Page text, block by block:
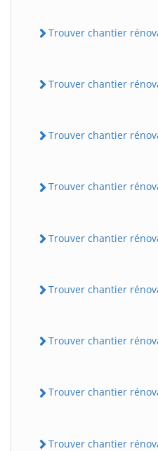
Trouver chantier
Trouver chantier
Trouver chantier
Trouver chantier
Trouver chantier
Trouver chantier
Trouver chantier
Trouver chantier
Trouver chantier